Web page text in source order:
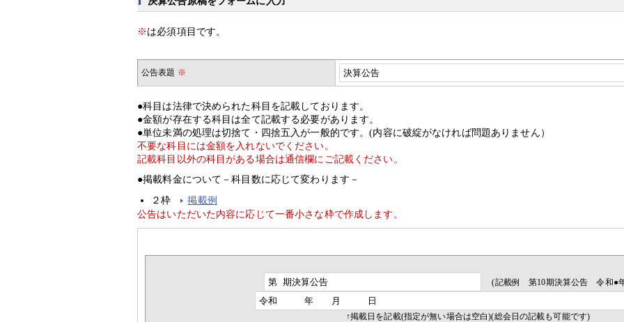
※ は必須項目です。
公告表題 ※
●科目は法律で決められた科目を記載しております。
●金額が存在する科目は全て記載する必要があります。
●単位未満の処理は切捨て・四捨五入が一般的です。(内容に破綻がなければ問題ありません）
不要な科目には金額を入れないでください。
記載科目以外の科目がある場合は通信欄にご記載ください。
●掲載料金について－科目数に応じて変わります－
２枠
掲載例
公告はいただいた内容に応じて一番小さな枠で作成します。
(記載例 第10期決算公告 令和●
↑掲載日を記載(指定が無い場合は空白)(総会日の記載も可能です)